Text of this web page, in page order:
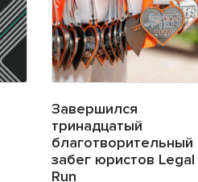
Завершился
тринадцатый
благотворительный
забег юристов Legal
Run